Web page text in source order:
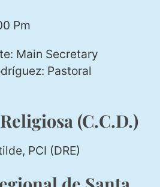
Pm
Main Secretary
Pastoral
(C.C.D.)
PCI (DRE)